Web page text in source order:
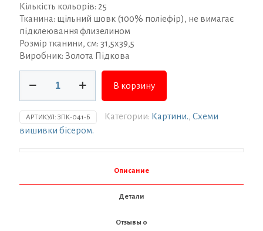
Кількість кольорів: 25
Тканина: щільний шовк (100% поліефір), не вимагає
підклеювання флизелином
Розмір тканини, см: 31,5х39,5
Виробник: Золота Підкова
товара
Заготовка
для
вишивки
цвіт
В корзину
АРТИКУЛ: ЗПК-041-Б Категории: Картини. Схеми
вишивки бісером.
Описание
Детали
Отзывы 0